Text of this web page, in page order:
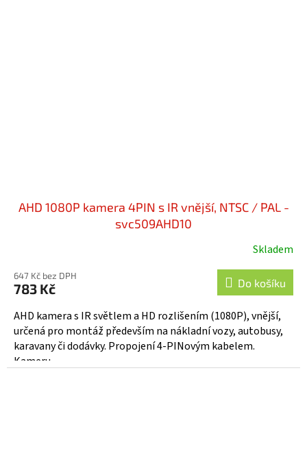
AHD 1080P kamera 4PIN s IR vnější, NTSC / PAL -
svc509AHD10
Skladem
647 Kč bez DPH
783 Kč Do košíku
AHD kamera s IR světlem a HD rozlišením (1080P), vnější,
určená pro montáž především na nákladní vozy, autobusy,
karavany či dodávky. Propojení 4-PINovým kabelem.
Kameru...